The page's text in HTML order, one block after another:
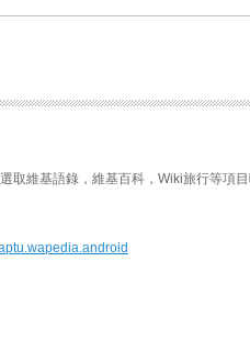
取維基語錄，維基百科，Wiki旅行等項目